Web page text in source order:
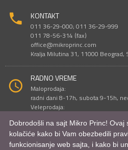
KONTAKT
011 36-29-000; 011 36-29-999
011 78-56-314 (fax)
office@mikroprinc.com
Kralja Milutina 31, 11000 Beograd,
RADNO VREME
Maloprodaja:
radni dani 8-17h, subota 9-15h,
Veleprodaja:
Sve cene su iskazane u
Dobrodošli na sajt Mikro Princ! Ovaj
kolačiće kako bi Vam obezbedili
funkcionisanje web sajta, i kako bi